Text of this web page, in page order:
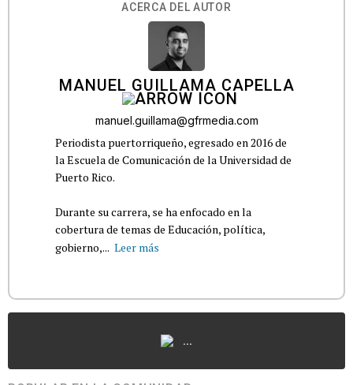
ACERCA DEL AUTOR
MANUEL GUILLAMA CAPELLA
manuel.guillama@gfrmedia.com
Periodista puertorriqueño, egresado en 2016 de
la Escuela de Comunicación de la Universidad de
Puerto Rico.
Durante su carrera, se ha enfocado en la
cobertura de temas de Educación, política,
gobierno,... Leer más
...